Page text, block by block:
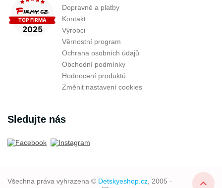
Dopravné a platby
Kontakt
Výrobci
Věrnostní program
Ochrana osobních údajů
Obchodní podmínky
Hodnocení produktů
Změnit nastavení cookies
Sledujte nás
Všechna práva vyhrazena © Detskyeshop.cz, 2005 -